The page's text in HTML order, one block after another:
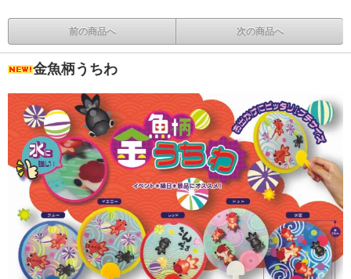
前の商品へ 次の商品へ
金魚柄うちわ